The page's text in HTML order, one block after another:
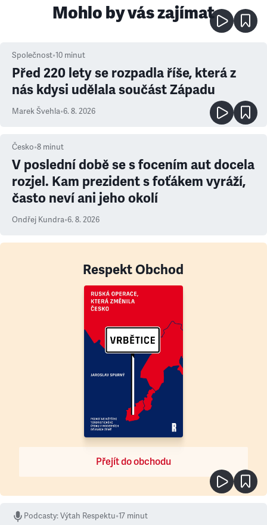
Mohlo by vás zajímat
Společnost•10 minut
Před 220 lety se rozpadla říše, která z
nás kdysi udělala součást Západu
Marek Švehla•6. 8. 2026
Česko•8 minut
V poslední době se s focením aut docela
rozjel. Kam prezident s foťákem vyráží,
často neví ani jeho okolí
Ondřej Kundra•6. 8. 2026
Respekt Obchod
Přejít do obchodu
Podcasty:Výtah Respektu•17 minut